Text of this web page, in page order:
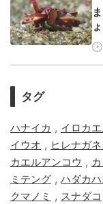
タグ
ハナイカ , イロカ
イウオ , ヒレナガ
カエルアンコウ ,
ミテング , ハダカ
クマノミ , スナダコ